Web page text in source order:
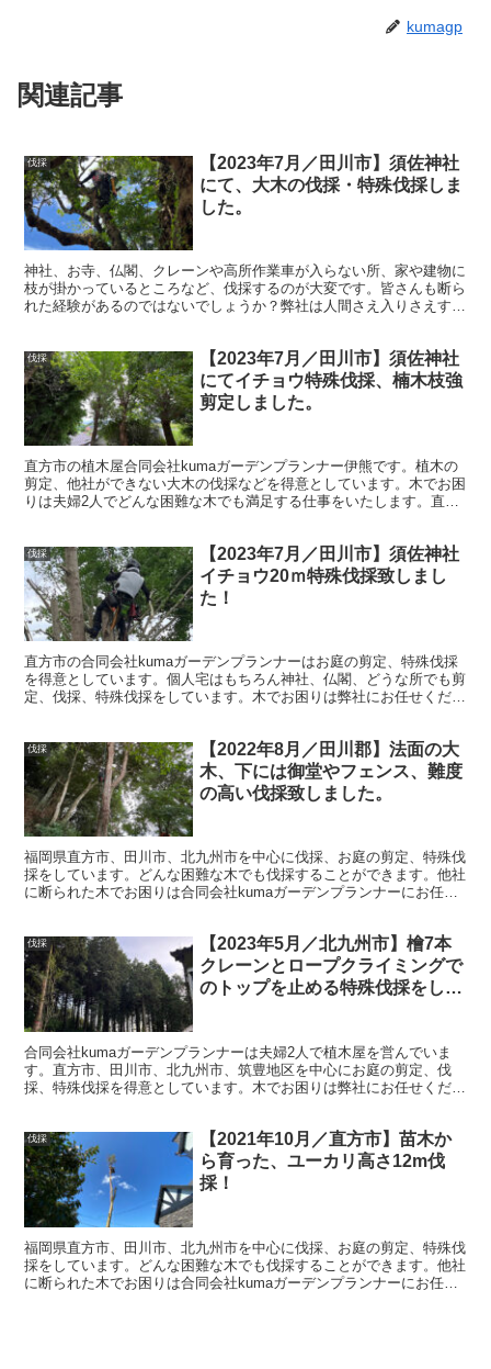
kumagp
関連記事
伐採
【2023年7月／田川市】須佐神社
にて、大木の伐採・特殊伐採しま
した。
神社、お寺、仏閣、クレーンや高所作業車が入らない所、家や建物に
枝が掛かっているところなど、伐採するのが大変です。皆さんも断ら
れた経験があるのではないでしょうか？弊社は人間さえ入りさえすれ
伐採
【2023年7月／田川市】須佐神社
にてイチョウ特殊伐採、楠木枝強
剪定しました。
直方市の植木屋合同会社kumaガーデンプランナー伊熊です。植木の
剪定、他社ができない大木の伐採などを得意としています。木でお困
りは夫婦2人でどんな困難な木でも満足する仕事をいたします。直方
伐採
【2023年7月／田川市】須佐神社
イチョウ20ｍ特殊伐採致しまし
た！
直方市の合同会社kumaガーデンプランナーはお庭の剪定、特殊伐採
を得意としています。個人宅はもちろん神社、仏閣、どうな所でも剪
定、伐採、特殊伐採をしています。木でお困りは弊社にお任せくださ
伐採
【2022年8月／田川郡】法面の大
木、下には御堂やフェンス、難度
の高い伐採致しました。
福岡県直方市、田川市、北九州市を中心に伐採、お庭の剪定、特殊伐
採をしています。どんな困難な木でも伐採することができます。他社
に断られた木でお困りは合同会社kumaガーデンプランナーにお任せ
伐採
【2023年5月／北九州市】檜7本
クレーンとロープクライミングで
のトップを止める特殊伐採をしま
合同会社kumaガーデンプランナーは夫婦2人で植木屋を営んでいま
す。直方市、田川市、北九州市、筑豊地区を中心にお庭の剪定、伐
採、特殊伐採を得意としています。木でお困りは弊社にお任せくださ
伐採
【2021年10月／直方市】苗木か
ら育った、ユーカリ高さ12m伐
採！
福岡県直方市、田川市、北九州市を中心に伐採、お庭の剪定、特殊伐
採をしています。どんな困難な木でも伐採することができます。他社
に断られた木でお困りは合同会社kumaガーデンプランナーにお任せ